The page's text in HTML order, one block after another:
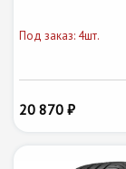
Под заказ: 4шт.
20 870 ₽